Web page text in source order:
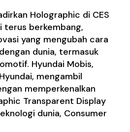
Holographic di CES
terus berkembang,
yang mengubah cara
dunia, termasuk
Hyundai Mobis,
mengambil
memperkenalkan
Transparent Display
dunia, Consumer